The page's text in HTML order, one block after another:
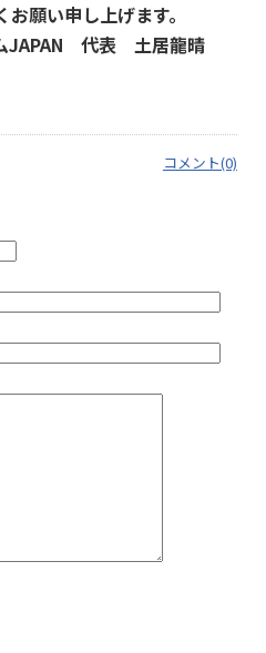
願い申し上げます。
JAPAN 代表 土居龍晴
コメント(0)